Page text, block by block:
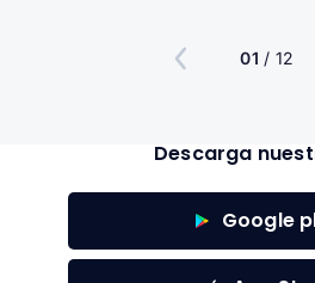
01 / 12
Descarga
Google